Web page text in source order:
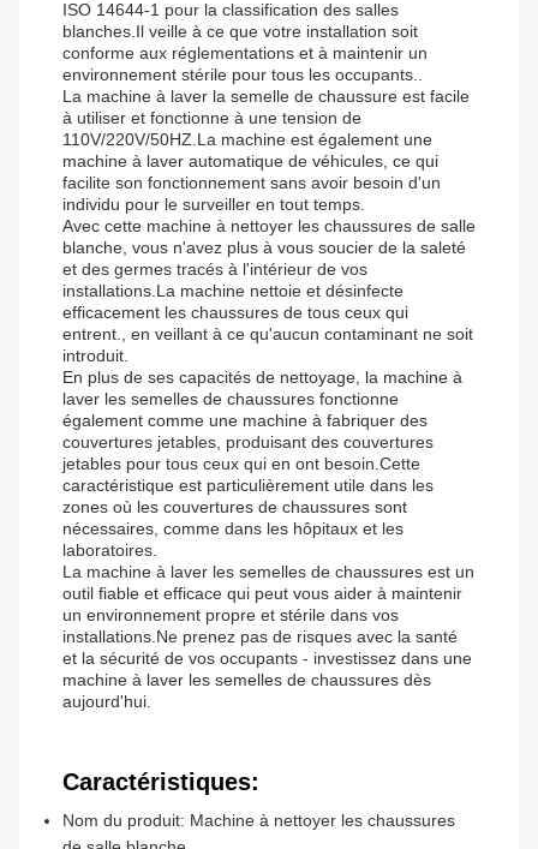
ISO 14644-1 pour la classification des salles
blanches.Il veille à ce que votre installation soit
conforme aux réglementations et à maintenir un
environnement stérile pour tous les occupants..
La machine à laver la semelle de chaussure est facile
à utiliser et fonctionne à une tension de
110V/220V/50HZ.La machine est également une
machine à laver automatique de véhicules, ce qui
facilite son fonctionnement sans avoir besoin d'un
individu pour le surveiller en tout temps.
Avec cette machine à nettoyer les chaussures de salle
blanche, vous n'avez plus à vous soucier de la saleté
et des germes tracés à l'intérieur de vos
installations.La machine nettoie et désinfecte
efficacement les chaussures de tous ceux qui
entrent., en veillant à ce qu'aucun contaminant ne soit
introduit.
En plus de ses capacités de nettoyage, la machine à
laver les semelles de chaussures fonctionne
également comme une machine à fabriquer des
couvertures jetables, produisant des couvertures
jetables pour tous ceux qui en ont besoin.Cette
caractéristique est particulièrement utile dans les
zones où les couvertures de chaussures sont
nécessaires, comme dans les hôpitaux et les
laboratoires.
La machine à laver les semelles de chaussures est un
outil fiable et efficace qui peut vous aider à maintenir
un environnement propre et stérile dans vos
installations.Ne prenez pas de risques avec la santé
et la sécurité de vos occupants - investissez dans une
machine à laver les semelles de chaussures dès
aujourd'hui.
Caractéristiques:
Nom du produit: Machine à nettoyer les chaussures